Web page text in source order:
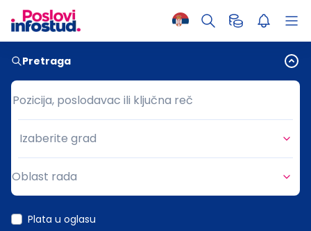
Pretraga
Pozicija, poslodavac ili ključna reč
Pozicija, poslodavac ili ključna reč
Grad
Izaberite grad
Oblast rada
Plata u oglasu